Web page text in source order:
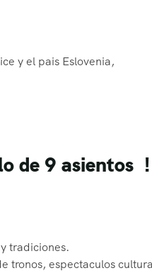
y el pais Eslovenia,
de 9 asientos !
tradiciones.
tronos, espectaculos